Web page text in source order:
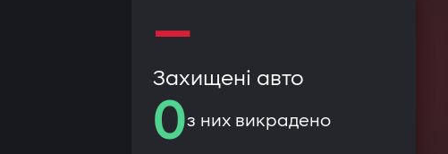
—
Захищені авто
0з них викрадено